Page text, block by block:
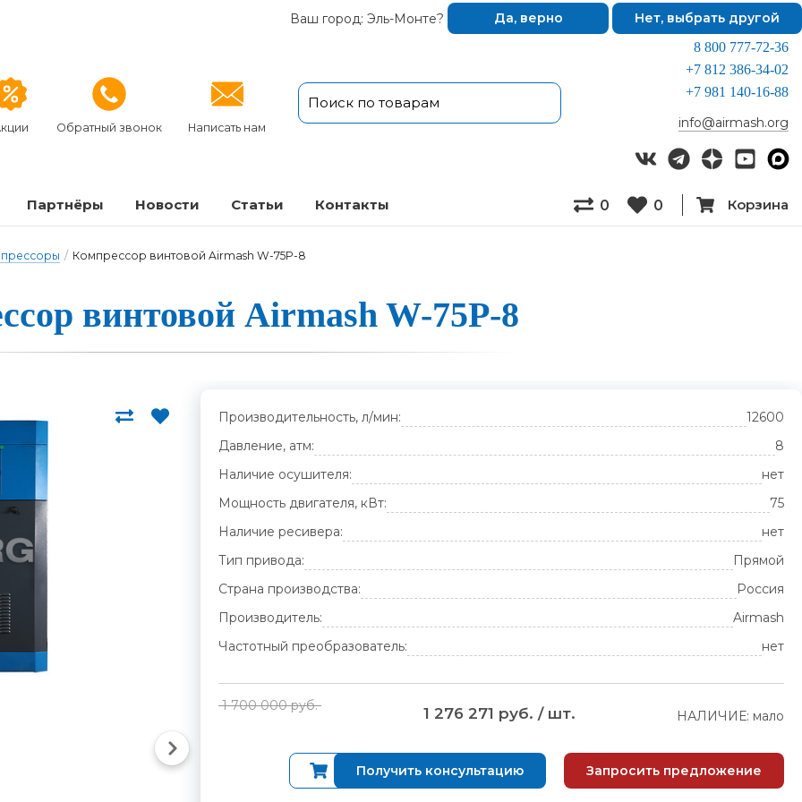
Ваш город: Эль-Монте? Да, верно Нет, выбрать другой
Обратный звонок Написать нам
8 800 777-72-36
+7 812 386-34-02
+7 981 140-16-88
info@airmash.org
Партнёры Новости Статьи Кон­так­ты 0 0 Корзина
/ Компрессор винтовой Airmash W-75P-8
вин­то­вой Airmash W-75P-8
Производительность, л/мин:
12600
Давление, атм:
8
Наличие осушителя:
нет
Мощность двигателя, кВт:
75
Наличие ресивера:
нет
Тип привода:
Прямой
Страна производства:
Россия
Производитель:
Airmash
Частотный преобразователь:
нет
1 700 000 руб. 1 276 271 руб. / шт. НАЛИЧИЕ: мало
Купить
Получить консультацию Запросить предложение